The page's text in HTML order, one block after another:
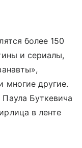
более 150
и сериалы,
многие другие.
Буткевича
в ленте